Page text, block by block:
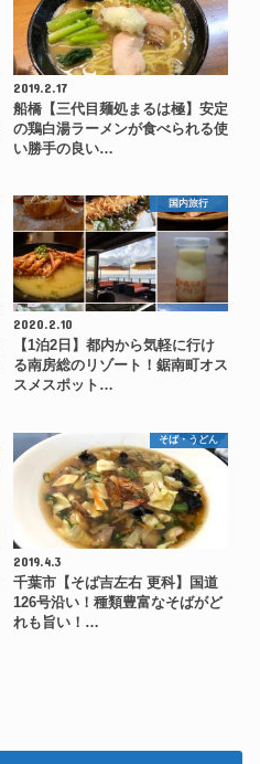
2019.2.17
船橋【三代目麺処まるは極】安定
の鶏白湯ラーメンが食べられる使
い勝手の良い…
国内旅行
2020.2.10
【1泊2日】都内から気軽に行け
る南房総のリゾート！鋸南町オス
スメスポット…
そば・うどん
2019.4.3
千葉市【そば吉左右 更科】国道
126号沿い！種類豊富なそばがど
れも旨い！…